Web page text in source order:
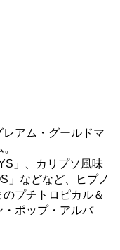
アム・グールドマ
」、カリプソ風味
」などなど、ヒプノ
プチトロピカル＆
ポップ・アルバ